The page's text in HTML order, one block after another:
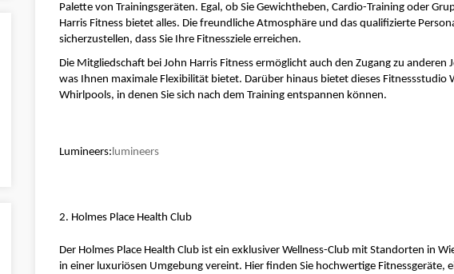
Palette von Trainingsgeräten. Egal, ob Sie Gewichtheben, Cardio-Training oder
Harris Fitness bietet alles. Die freundliche Atmosphäre und das qualifizierte
sicherzustellen, dass Sie Ihre Fitnessziele erreichen.
Die Mitgliedschaft bei John Harris Fitness ermöglicht auch den Zugang zu anderen
was Ihnen maximale Flexibilität bietet. Darüber hinaus bietet dieses Fitnessstudio
Whirlpools, in denen Sie sich nach dem Training entspannen können.
Lumineers:lumineers
2. Holmes Place Health Club
Der Holmes Place Health Club ist ein exklusiver Wellness-Club mit Standorten in
in einer luxuriösen Umgebung vereint. Hier finden Sie hochwertige Fitnessgeräte,